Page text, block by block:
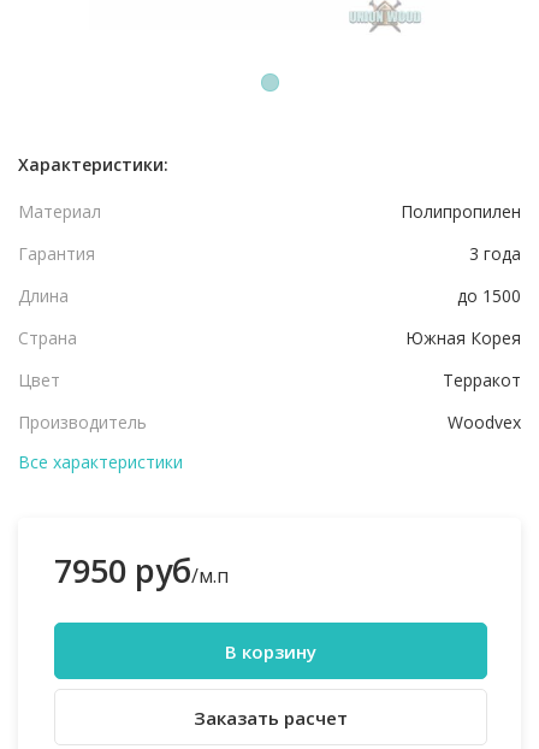
1
Характеристики:
Материал
Полипропилен
Гарантия
3 года
Длина
до 1500
Страна
Южная Корея
Цвет
Терракот
Производитель
Woodvex
Все характеристики
7950 руб/м.п
В корзину
Заказать расчет